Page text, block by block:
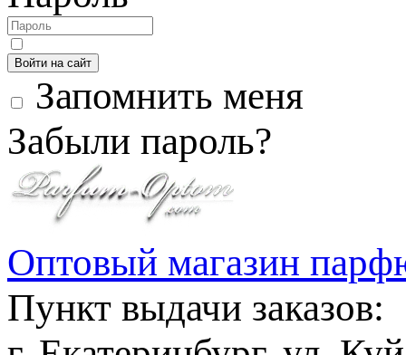
Войти на сайт
Запомнить меня
Забыли пароль?
Оптовый магазин
Пункт выдачи заказов: